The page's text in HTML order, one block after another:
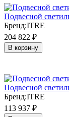
Подвесной
Бренд:ITRE
204 822 ₽
В корзину
Подвесной
Бренд:ITRE
113 937 ₽